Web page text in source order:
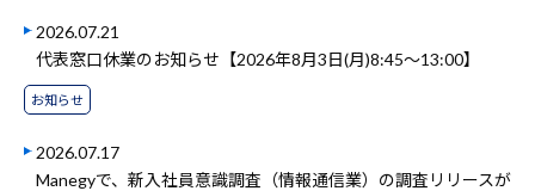
2026.07.21
代表窓口休業のお知らせ【2026年8月3日(月)8:45～13:00】
お知らせ
2026.07.17
Manegyで、新入社員意識調査（情報通信業）の調査リリースが